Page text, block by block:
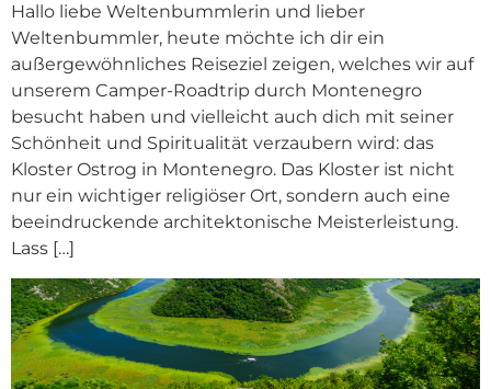
Hallo liebe Weltenbummlerin und lieber
Weltenbummler, heute möchte ich dir ein
außergewöhnliches Reiseziel zeigen, welches wir auf
unserem Camper-Roadtrip durch Montenegro
besucht haben und vielleicht auch dich mit seiner
Schönheit und Spiritualität verzaubern wird: das
Kloster Ostrog in Montenegro. Das Kloster ist nicht
nur ein wichtiger religiöser Ort, sondern auch eine
beeindruckende architektonische Meisterleistung.
Lass […]